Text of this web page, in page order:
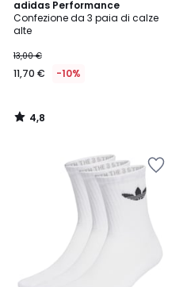
adidas Performance
Confezione da 3 paia di calze
alte
13,00 €
11,70 € -10%
4,8
/ 5
4,8
/